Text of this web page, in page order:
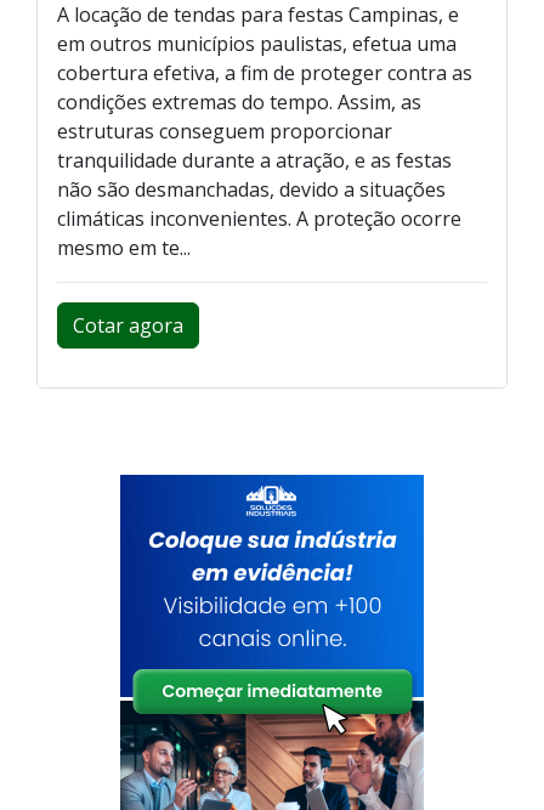
A locação de tendas para festas Campinas, e
em outros municípios paulistas, efetua uma
cobertura efetiva, a fim de proteger contra as
condições extremas do tempo. Assim, as
estruturas conseguem proporcionar
tranquilidade durante a atração, e as festas
não são desmanchadas, devido a situações
climáticas inconvenientes. A proteção ocorre
mesmo em te...
Cotar agora